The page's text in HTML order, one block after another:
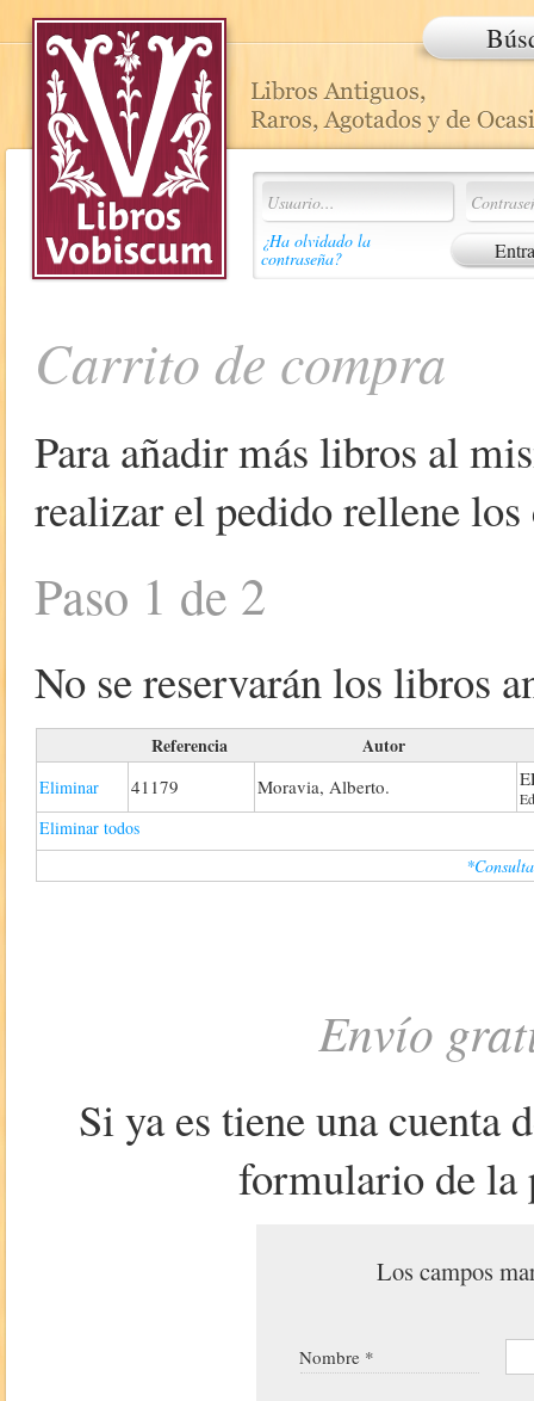
¿Ha olvidado la
contraseña?
Carrito de compra
Para añadir más libros al
realizar el pedido rellene
Paso 1 de 2
No se reservarán los libros
Referencia Autor
Eliminar 41179 Moravia, Alberto.
Eliminar todos
Envío
Si ya es tiene una cuenta
formulario de la
Los campos
Nombre *